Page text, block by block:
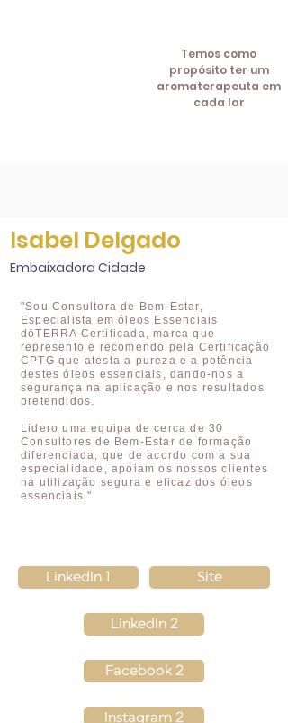
Temos como
propósito ter um
aromaterapeuta em
cada lar
Isabel Delgado
Embaixadora Cidade
"Sou Consultora de Bem-Estar,
Especialista em óleos Essenciais
dōTERRA Certificada, marca que
represento e recomendo pela Certificação
CPTG que atesta a pureza e a potência
destes óleos essenciais, dando-nos a
segurança na aplicação e nos resultados
pretendidos.
Lidero uma equipa de cerca de 30
Consultores de Bem-Estar de formação
diferenciada, que de acordo com a sua
especialidade, apoiam os nossos clientes
na utilização segura e eficaz dos óleos
essenciais."
LinkedIn 1 Site
LinkedIn 2
Facebook 2
Instagram 2